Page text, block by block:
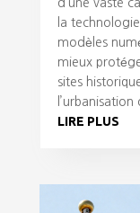
la
modèles
mieux
sites
LIRE PLUS